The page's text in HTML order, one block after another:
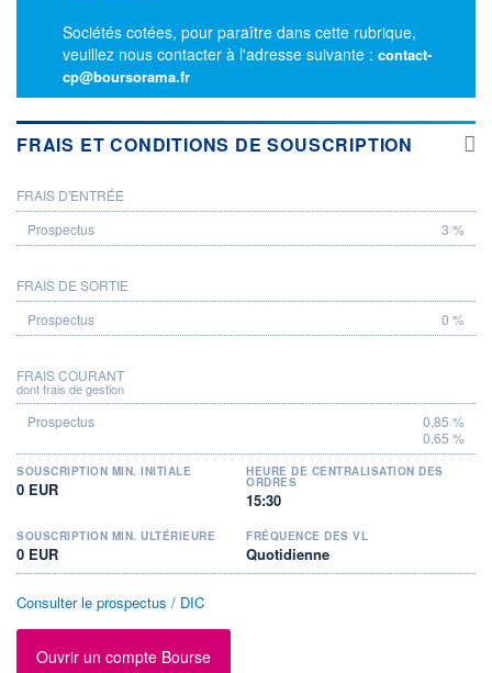
Sociétés cotées, pour paraître dans cette rubrique,
veuillez nous contacter à l'adresse suivante : contact-
cp@boursorama.fr
FRAIS ET CONDITIONS DE SOUSCRIPTION
PROSPECTUS
FRAIS D'ENTRÉE
3 %
FRAIS DE SORTIE
0 %
FRAIS COURANT
dont frais de gestion
0,85 %
0,65 %
SOUSCRIPTION MIN. INITIALE
0 EUR
HEURE DE CENTRALISATION DES
ORDRES
15:30
SOUSCRIPTION MIN. ULTÉRIEURE
0 EUR
FRÉQUENCE DES VL
Quotidienne
Consulter le prospectus / DIC
Ouvrir un compte Bourse